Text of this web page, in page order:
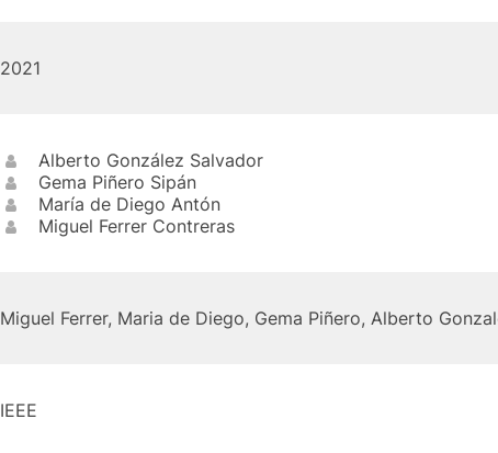
2021
Alberto González Salvador
Gema Piñero Sipán
María de Diego Antón
Miguel Ferrer Contreras
Miguel Ferrer, Maria de Diego, Gema Piñero, Alberto
IEEE